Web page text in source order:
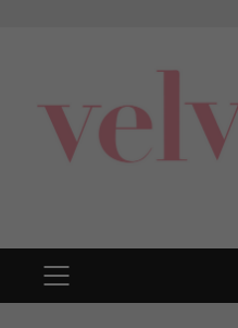
PRIMARY
MENU